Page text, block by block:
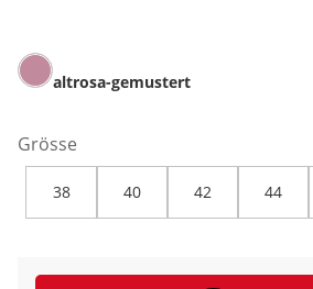
altrosa-gemustert
Grösse
38 40 42 44